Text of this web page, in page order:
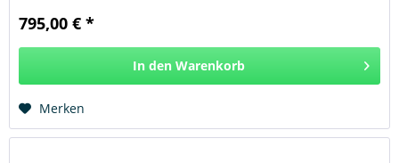
795,00 € *
In den Warenkorb
Merken